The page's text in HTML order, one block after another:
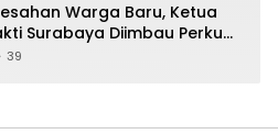
Warga Baru, Ketua
Surabaya Diimbau Perkuat
Jaga Kondusivitas
39